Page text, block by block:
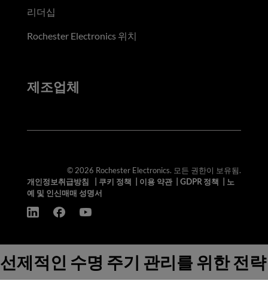
리더십
Rochester Electronics 위치
제조업체
© 2026 Rochester Electronics. 모든 권한이 보유됨.
개인정보취급방침
쿠키 정책 이용 약관| GDPR 정책
노
예 및 인신매매 성명서
선제적인 수명 주기 관리를 위한 전략